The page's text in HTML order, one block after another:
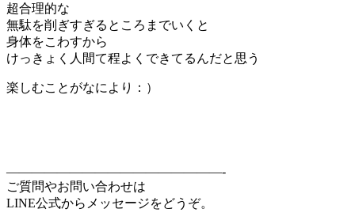
超合理的な
無駄を削ぎすぎるところまでいくと
身体をこわすから
けっきょく人間て程よくできてるんだと思う
楽しむことがなにより：）
—————————————————-
ご質問やお問い合わせは
LINE公式からメッセージをどうぞ。